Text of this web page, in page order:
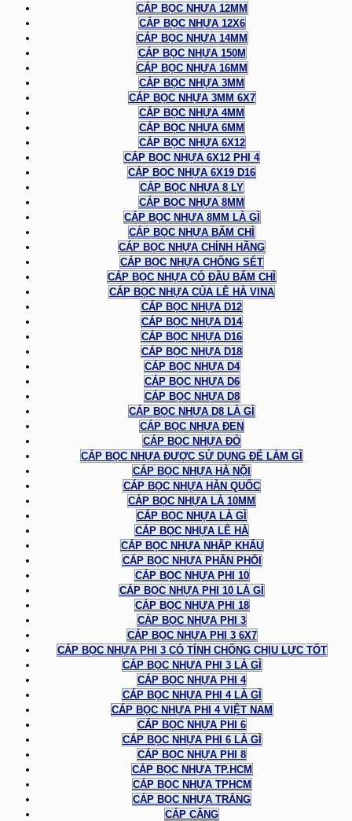
CÁP BỌC NHỰA 12MM
CÁP BỌC NHỰA 12X6
CÁP BỌC NHỰA 14MM
CÁP BỌC NHỰA 150M
CÁP BỌC NHỰA 16MM
CÁP BỌC NHỰA 3MM
CÁP BỌC NHỰA 3MM 6X7
CÁP BỌC NHỰA 4MM
CÁP BỌC NHỰA 6MM
CÁP BỌC NHỰA 6X12
CÁP BỌC NHỰA 6X12 PHI 4
CÁP BỌC NHỰA 6X19 D16
CÁP BỌC NHỰA 8 LY
CÁP BỌC NHỰA 8MM
CÁP BỌC NHỰA 8MM LÀ GÌ
CÁP BỌC NHỰA BẤM CHÌ
CÁP BỌC NHỰA CHÍNH HÃNG
CÁP BỌC NHỰA CHỐNG SÉT
CÁP BỌC NHỰA CÓ ĐẦU BẤM CHÌ
CÁP BỌC NHỰA CỦA LÊ HÀ VINA
CÁP BỌC NHỰA D12
CÁP BỌC NHỰA D14
CÁP BỌC NHỰA D16
CÁP BỌC NHỰA D18
CÁP BỌC NHỰA D4
CÁP BỌC NHỰA D6
CÁP BỌC NHỰA D8
CÁP BỌC NHỰA D8 LÀ GÌ
CÁP BỌC NHỰA ĐEN
CÁP BỌC NHỰA ĐỎ
CÁP BỌC NHỰA ĐƯỢC SỬ DỤNG ĐỂ LÀM GÌ
CÁP BỌC NHỰA HÀ NỘI
CÁP BỌC NHỰA HÀN QUỐC
CÁP BỌC NHỰA LÀ 10MM
CÁP BỌC NHỰA LÀ GÌ
CÁP BỌC NHỰA LÊ HÀ
CÁP BỌC NHỰA NHẬP KHẨU
CÁP BỌC NHỰA PHÂN PHỐI
CÁP BỌC NHỰA PHI 10
CÁP BỌC NHỰA PHI 10 LÀ GÌ
CÁP BỌC NHỰA PHI 18
CÁP BỌC NHỰA PHI 3
CÁP BỌC NHỰA PHI 3 6X7
CÁP BỌC NHỰA PHI 3 CÓ TÍNH CHỐNG CHỊU LỰC TỐT
CÁP BỌC NHỰA PHI 3 LÀ GÌ
CÁP BỌC NHỰA PHI 4
CÁP BỌC NHỰA PHI 4 LÀ GÌ
CÁP BỌC NHỰA PHI 4 VIỆT NAM
CÁP BỌC NHỰA PHI 6
CÁP BỌC NHỰA PHI 6 LÀ GÌ
CÁP BỌC NHỰA PHI 8
CÁP BỌC NHỰA TP.HCM
CÁP BỌC NHỰA TPHCM
CÁP BỌC NHỰA TRẮNG
CÁP CĂNG